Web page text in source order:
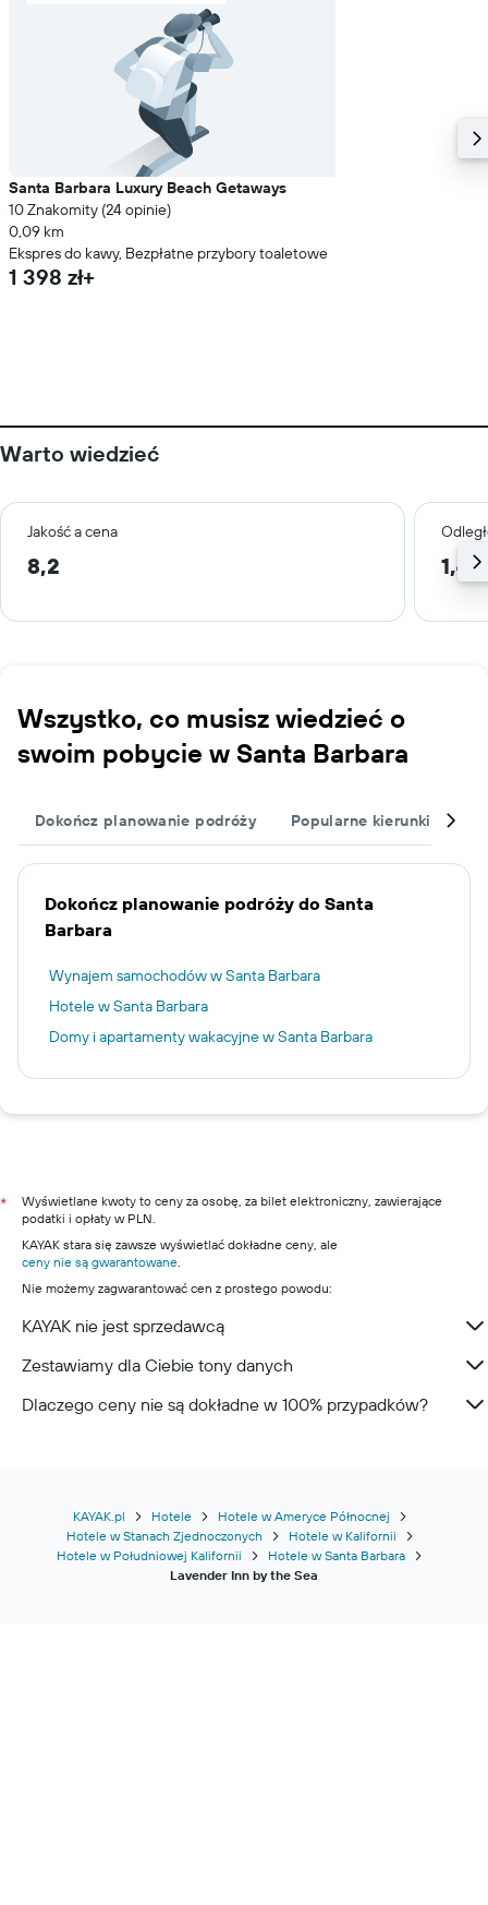
Santa Barbara Luxury Beach Getaways
10 Znakomity (24 opinie)
0,09 km
Ekspres do kawy, Bezpłatne przybory toaletowe
1 398 zł+
Warto wiedzieć
Jakość a cena
8,2 1,4
Wszystko, co musisz wiedzieć o
swoim pobycie w Santa Barbara
Dokończ planowanie podróży Popularne kierunki
Dokończ planowanie podróży do Santa
Barbara
Wynajem samochodów w Santa Barbara
Hotele w Santa Barbara
Domy i apartamenty wakacyjne w Santa Barbara
*
Wyświetlane kwoty to ceny za osobę, za bilet elektroniczny, zawierające
podatki i opłaty w PLN.
KAYAK stara się zawsze wyświetlać dokładne ceny, ale
ceny nie są gwarantowane.
Nie możemy zagwarantować cen z prostego powodu:
KAYAK nie jest sprzedawcą
Zestawiamy dla Ciebie tony danych
Dlaczego ceny nie są dokładne w 100% przypadków?
KAYAK.pl Hotele
Hotele w Ameryce Północnej
Hotele w Stanach Zjednoczonych
Hotele w Kalifornii
Hotele w Południowej Kalifornii
Hotele w Santa Barbara
Lavender Inn by the Sea